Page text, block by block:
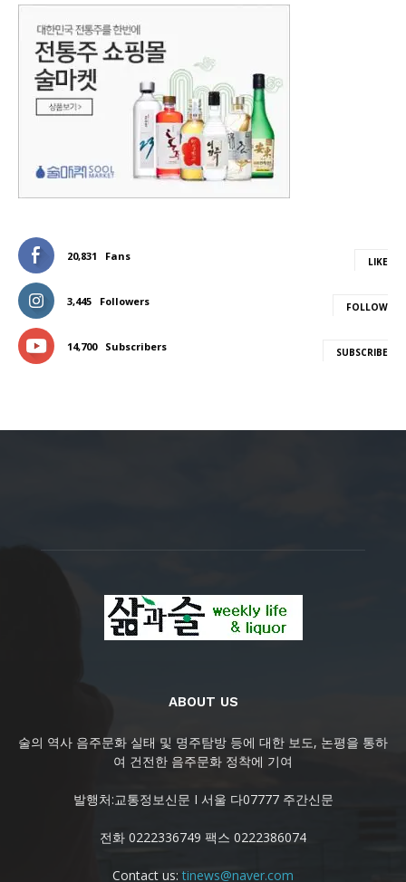
20,831 Fans LIKE
3,445 Followers FOLLOW
14,700 Subscribers SUBSCRIBE
ABOUT US
술의 역사 음주문화 실태 및 명주탐방 등에 대한 보도, 논평을 통하
여 건전한 음주문화 정착에 기여
발행처:교통정보신문 I 서울 다07777 주간신문
전화 0222336749 팩스 0222386074
Contact us:tinews@naver.com